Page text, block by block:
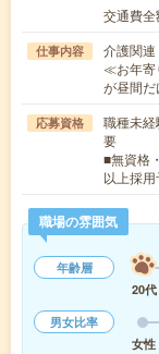
交通費
仕事内容
介護関連
≪お年寄
が昼間
応募資格
職種未経
要
■無資格
以上採
職場の雰囲気
年齢層
20代
男女比率
女性